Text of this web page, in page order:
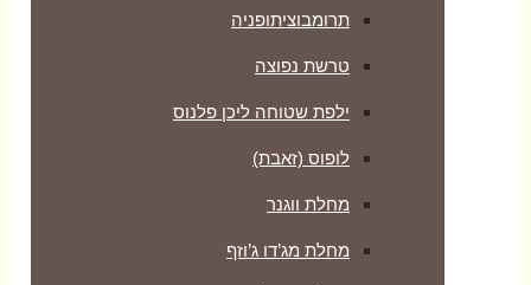
תרומבוציתופניה
טרשת נפוצה
ילפת שטוחה ליכן פלנוס
לופוס (זאבת)
מחלת ווגנר
מחלת מג’דו ג’וזף